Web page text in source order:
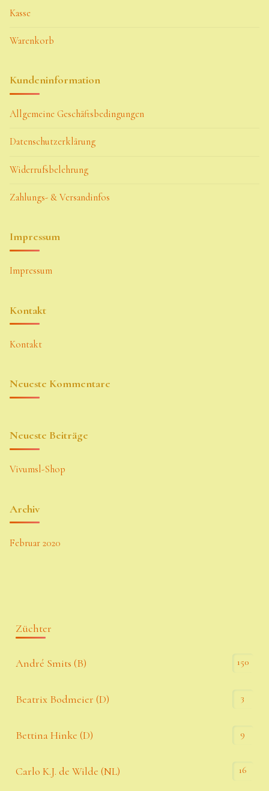
Kasse
Warenkorb
Kundeninformation
Allgemeine Geschäftsbedingungen
Datenschutzerklärung
Widerrufsbelehrung
Zahlungs- & Versandinfos
Impressum
Impressum
Kontakt
Kontakt
Neueste Kommentare
Neueste Beiträge
Vivumsl-Shop
Archiv
Februar 2020
Züchter
André Smits (B) 150
Beatrix Bodmeier (D) 3
Bettina Hinke (D) 9
Carlo K.J. de Wilde (NL) 16